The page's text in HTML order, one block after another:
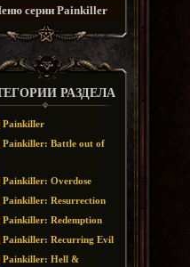
серии Painkiller
РАЗДЕЛА
Painkiller
Painkiller: Battle out of
Painkiller: Overdose
Painkiller: Resurrection
Painkiller: Redemption
Painkiller: Recurring Evil
Painkiller: Hell &